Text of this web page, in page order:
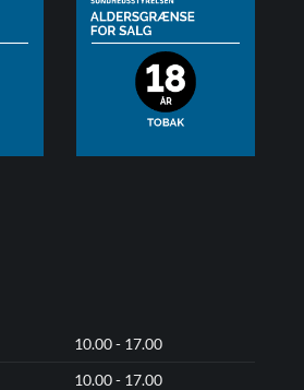
10.00 - 17.00
10.00 - 17.00